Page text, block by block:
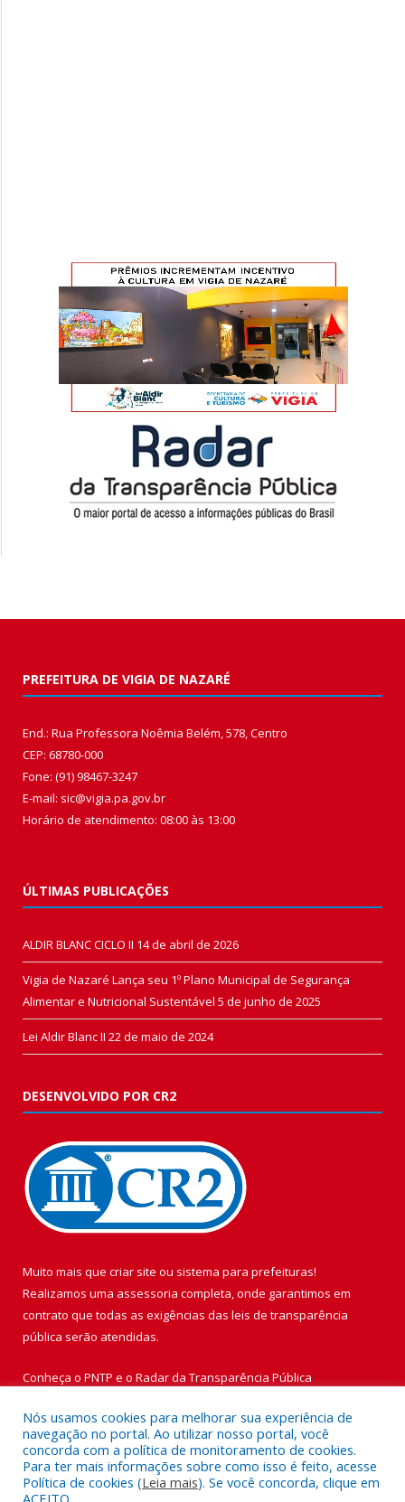
PREFEITURA DE VIGIA DE NAZARÉ
End.: Rua Professora Noêmia Belém, 578, Centro
CEP: 68780-000
Fone: (91) 98467-3247
E-mail: sic@vigia.pa.gov.br
Horário de atendimento: 08:00 às 13:00
ÚLTIMAS PUBLICAÇÕES
ALDIR BLANC CICLO II 14 de abril de 2026
Vigia de Nazaré Lança seu 1º Plano Municipal de Segurança
Alimentar e Nutricional Sustentável 5 de junho de 2025
Lei Aldir Blanc II 22 de maio de 2024
DESENVOLVIDO POR CR2
Muito mais que criar site ou sistema para prefeituras!
Realizamos uma assessoria completa, onde garantimos em
contrato que todas as exigências das leis de transparência
pública serão atendidas.
Conheça o PNTP e o Radar da Transparência Pública
Todos os direitos reservados a Prefeitura Municipal de Vigia de
Nazaré.
Nós usamos cookies para melhorar sua experiência de
navegação no portal. Ao utilizar nosso portal, você
concorda com a política de monitoramento de cookies.
Para ter mais informações sobre como isso é feito, acesse
Política de cookies (Leia mais). Se você concorda, clique em
ACEITO.